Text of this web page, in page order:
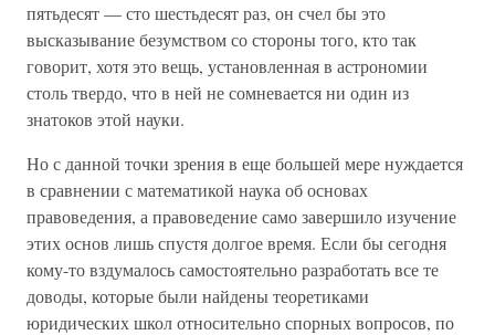
пятьдесят — сто шестьдесят раз, он счел бы это
высказывание безумством со стороны того, кто так
говорит, хотя это вещь, установленная в астрономии
столь твердо, что в ней не сомневается ни один из
знатоков этой науки.
Но с данной точки зрения в еще большей мере нуждается
в сравнении с математикой наука об основах
правоведения, а правоведение само завершило изучение
этих основ лишь спустя долгое время. Если бы сегодня
кому-то вздумалось самостоятельно разработать все те
доводы, которые были найдены теоретиками
юридических школ относительно спорных вопросов, по